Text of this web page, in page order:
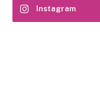
Instagram